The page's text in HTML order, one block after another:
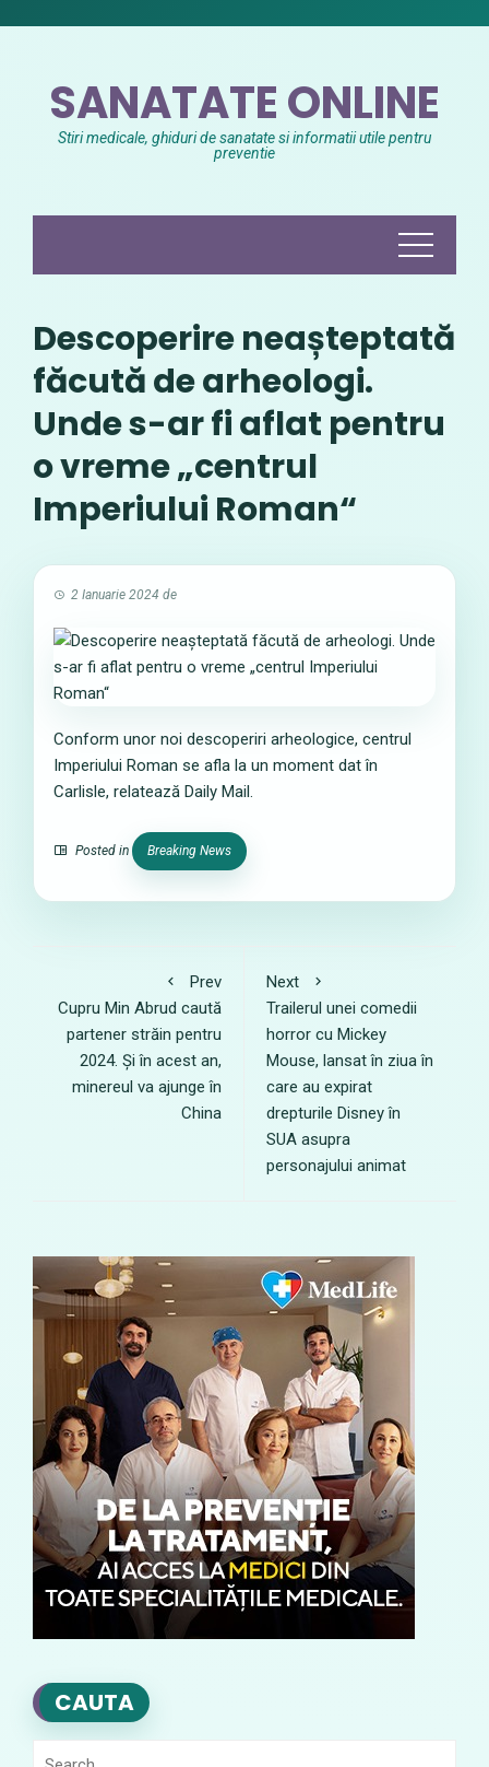
SANATATE ONLINE
Stiri medicale, ghiduri de sanatate si informatii utile pentru
preventie
Descoperire neașteptată
făcută de arheologi.
Unde s-ar fi aflat pentru
o vreme „centrul
Imperiului Roman“
2 Ianuarie 2024 de
Conform unor noi descoperiri arheologice, centrul
Imperiului Roman se afla la un moment dat în
Carlisle, relatează Daily Mail.
Posted in Breaking News
Prev
Cupru Min Abrud caută
partener străin pentru
2024. Și în acest an,
minereul va ajunge în
China
Next
Trailerul unei comedii
horror cu Mickey
Mouse, lansat în ziua în
care au expirat
drepturile Disney în
SUA asupra
personajului animat
CAUTA